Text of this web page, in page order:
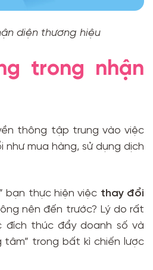
diện thương hiệu
trong nhận
thông tập trung vào việc
mua hàng, sử dụng dịch
bạn thực hiện việc thay đổi
nên đến trước? Lý do rất
đích thúc đẩy doanh số và
tâm” trong bất kì chiến lược